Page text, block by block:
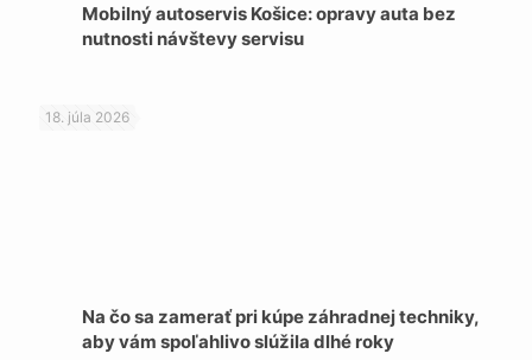
Mobilný autoservis Košice: opravy auta bez
nutnosti návštevy servisu
18. júla 2026
Na čo sa zamerať pri kúpe záhradnej techniky,
aby vám spoľahlivo slúžila dlhé roky